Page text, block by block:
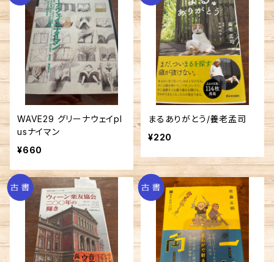
WAVE29 グリーナウェイpl
usナイマン
¥660
まるありがとう/養老孟司
¥220